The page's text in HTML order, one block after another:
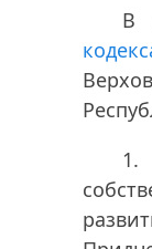
В
1.